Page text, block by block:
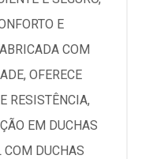
E
COM
OFERECE
RESISTÊNCIA,
EM DUCHAS
COM DUCHAS